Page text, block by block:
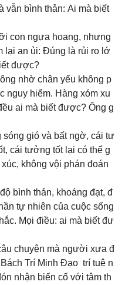
vẫn bình thản: Ai mà biết
con ngựa hoang, nhưng
lại an ủi: Đúng là rủi ro lớ
được?
nhờ chân yếu không p
nguy hiểm. Hàng xóm xu
ai mà biết được? Ông g
gió và bất ngờ, cái tư
cái tưởng tốt lại có thể g
không vội phán đoán
bình thản, khoáng đạt, đ
tự nhiên của cuộc sống
Mọi điều: ai mà biết đư
chuyện mà người xưa đ
Trí Minh Đạo trí tuệ n
nhận biến cố với tâm th